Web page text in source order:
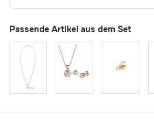
Passende Artikel aus dem Set